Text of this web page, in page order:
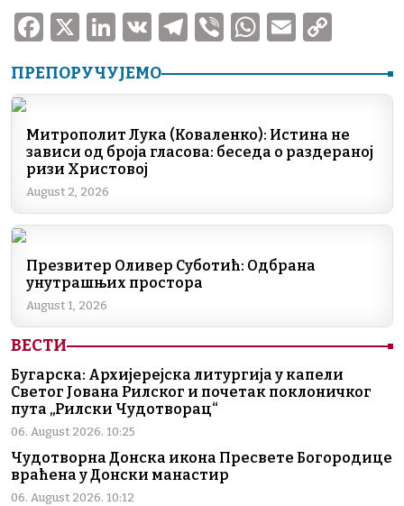
F
c
b
o
o
k
X
Li
k
dI
n
V
T
e
a
V
er
W
at
A
p
E
ai p
Li
n
ПРЕПОРУЧУЈЕМО
Митрополит Лука (Коваленко): Истина не
зависи од броја гласова: беседа о раздераној
ризи Христовој
August 2, 2026
Презвитер Оливер Суботић: Одбрана
унутрашњих простора
August 1, 2026
ВЕСТИ
Бугарска: Архијерејска литургија у капели
Светог Јована Рилског и почетак поклоничког
пута „Рилски Чудотворац“
06. August 2026. 10:25
Чудотворна Донска икона Пресвете Богородице
враћена у Донски манастир
06. August 2026. 10:12